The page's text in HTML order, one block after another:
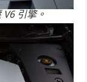
引擎。